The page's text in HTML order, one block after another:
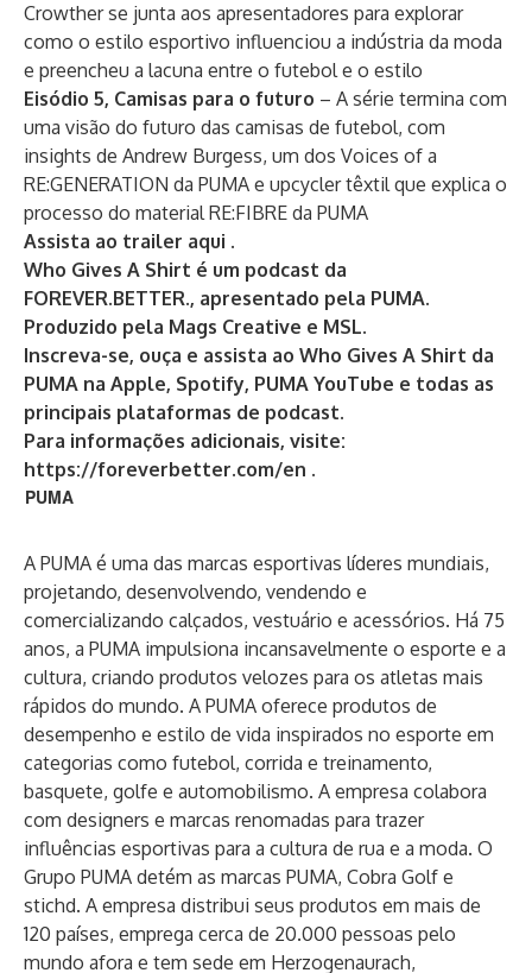
Crowther se junta aos apresentadores para explorar
como o estilo esportivo influenciou a indústria da moda
e preencheu a lacuna entre o futebol e o estilo
Eisódio 5, Camisas para o futuro – A série termina com
uma visão do futuro das camisas de futebol, com
insights de Andrew Burgess, um dos Voices of a
RE:GENERATION da PUMA e upcycler têxtil que explica o
processo do material RE:FIBRE da PUMA
Assista ao trailer aqui .
Who Gives A Shirt é um podcast da
FOREVER.BETTER., apresentado pela PUMA.
Produzido pela Mags Creative e MSL.
Inscreva-se, ouça e assista ao Who Gives A Shirt da
PUMA na Apple, Spotify, PUMA YouTube e todas as
principais plataformas de podcast.
Para informações adicionais, visite:
https://foreverbetter.com/en .
PUMA
A PUMA é uma das marcas esportivas líderes mundiais,
projetando, desenvolvendo, vendendo e
comercializando calçados, vestuário e acessórios. Há 75
anos, a PUMA impulsiona incansavelmente o esporte e a
cultura, criando produtos velozes para os atletas mais
rápidos do mundo. A PUMA oferece produtos de
desempenho e estilo de vida inspirados no esporte em
categorias como futebol, corrida e treinamento,
basquete, golfe e automobilismo. A empresa colabora
com designers e marcas renomadas para trazer
influências esportivas para a cultura de rua e a moda. O
Grupo PUMA detém as marcas PUMA, Cobra Golf e
stichd. A empresa distribui seus produtos em mais de
120 países, emprega cerca de 20.000 pessoas pelo
mundo afora e tem sede em Herzogenaurach,